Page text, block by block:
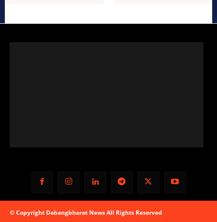
© Copyright Dabangbharat News All Rights Reserved